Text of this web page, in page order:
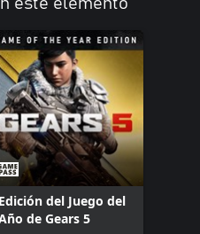
este elemento
Edición del Juego del
de Gears 5